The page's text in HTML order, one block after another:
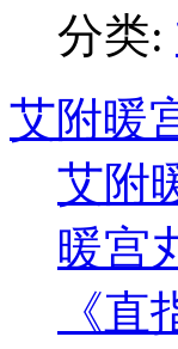
分类:
艾附暖
艾附
暖宫
《